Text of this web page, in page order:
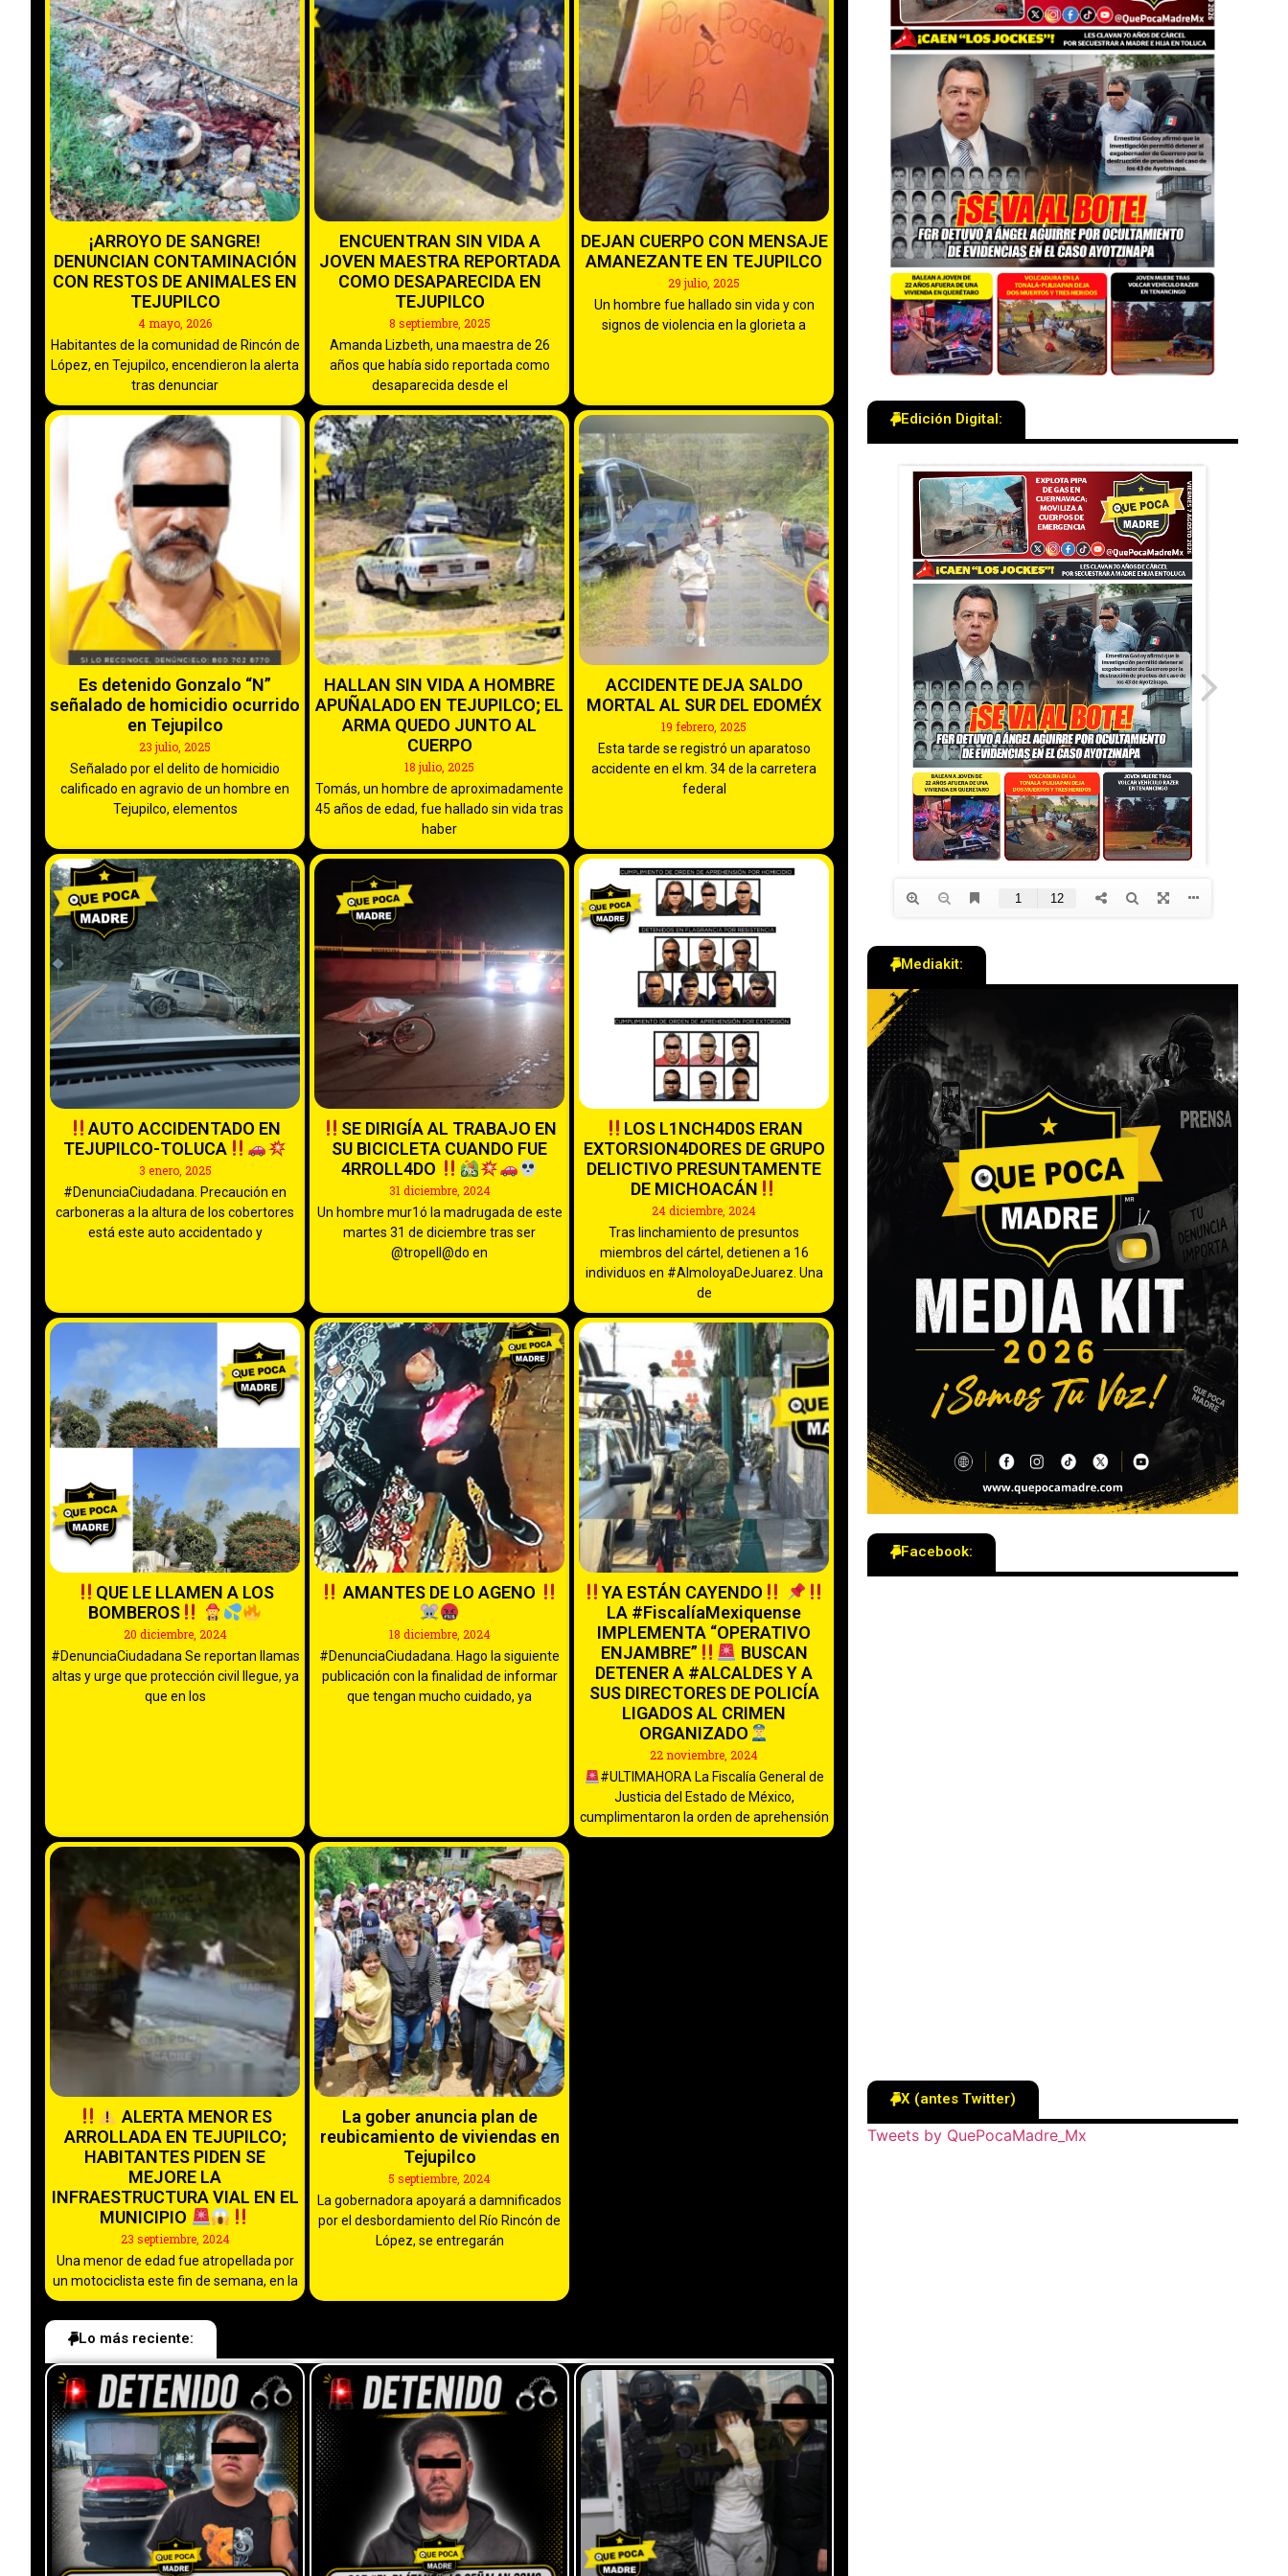
¡ARROYO DE SANGRE!
DENUNCIAN CONTAMINACIÓN
CON RESTOS DE ANIMALES EN
TEJUPILCO
4 mayo, 2026
Habitantes de la comunidad de Rincón de
López, en Tejupilco, encendieron la alerta
tras denunciar
ENCUENTRAN SIN VIDA A
JOVEN MAESTRA REPORTADA
COMO DESAPARECIDA EN
TEJUPILCO
8 septiembre, 2025
Amanda Lizbeth, una maestra de 26
años que había sido reportada como
desaparecida desde el
DEJAN CUERPO CON MENSAJE
AMANEZANTE EN TEJUPILCO
29 julio, 2025
Un hombre fue hallado sin vida y con
signos de violencia en la glorieta a
Es detenido Gonzalo “N”
señalado de homicidio ocurrido
en Tejupilco
23 julio, 2025
Señalado por el delito de homicidio
calificado en agravio de un hombre en
Tejupilco, elementos
HALLAN SIN VIDA A HOMBRE
APUÑALADO EN TEJUPILCO; EL
ARMA QUEDO JUNTO AL
CUERPO
18 julio, 2025
Tomás, un hombre de aproximadamente
45 años de edad, fue hallado sin vida tras
haber
ACCIDENTE DEJA SALDO
MORTAL AL SUR DEL EDOMÉX
19 febrero, 2025
Esta tarde se registró un aparatoso
accidente en el km. 34 de la carretera
federal
AUTO ACCIDENTADO EN
TEJUPILCO-TOLUCA
3 enero, 2025
#DenunciaCiudadana. Precaución en
carboneras a la altura de los cobertores
está este auto accidentado y
SE DIRIGÍA AL TRABAJO EN
SU BICICLETA CUANDO FUE
4RROLL4DO
31 diciembre, 2024
Un hombre mur1ó la madrugada de este
martes 31 de diciembre tras ser
@tropell@do en
LOS L1NCH4D0S ERAN
EXTORSION4DORES DE GRUPO
DELICTIVO PRESUNTAMENTE
DE MICHOACÁN
24 diciembre, 2024
Tras linchamiento de presuntos
miembros del cártel, detienen a 16
individuos en #AlmoloyaDeJuarez. Una
de
QUE LE LLAMEN A LOS
BOMBEROS
20 diciembre, 2024
#DenunciaCiudadana Se reportan llamas
altas y urge que protección civil llegue, ya
que en los
AMANTES DE LO AGENO
18 diciembre, 2024
#DenunciaCiudadana. Hago la siguiente
publicación con la finalidad de informar
que tengan mucho cuidado, ya
YA ESTÁN CAYENDO
LA #FiscalíaMexiquense
IMPLEMENTA “OPERATIVO
ENJAMBRE”
BUSCAN
DETENER A #ALCALDES Y A
SUS DIRECTORES DE POLICÍA
LIGADOS AL CRIMEN
ORGANIZADO
22 noviembre, 2024
#ULTIMAHORA La Fiscalía General de
Justicia del Estado de México,
cumplimentaron la orden de aprehensión
ALERTA MENOR ES
ARROLLADA EN TEJUPILCO;
HABITANTES PIDEN SE
MEJORE LA
INFRAESTRUCTURA VIAL EN EL
MUNICIPIO
23 septiembre, 2024
Una menor de edad fue atropellada por
un motociclista este fin de semana, en la
La gober anuncia plan de
reubicamiento de viviendas en
Tejupilco
5 septiembre, 2024
La gobernadora apoyará a damnificados
por el desbordamiento del Río Rincón de
López, se entregarán
Lo más reciente:
Edición Digital:
Mediakit:
Facebook:
X (antes Twitter)
Tweets by QuePocaMadre_Mx